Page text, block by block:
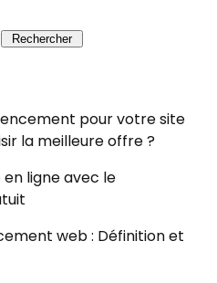
Rechercher
pour votre site
la meilleure offre ?
ligne avec le
web : Définition et